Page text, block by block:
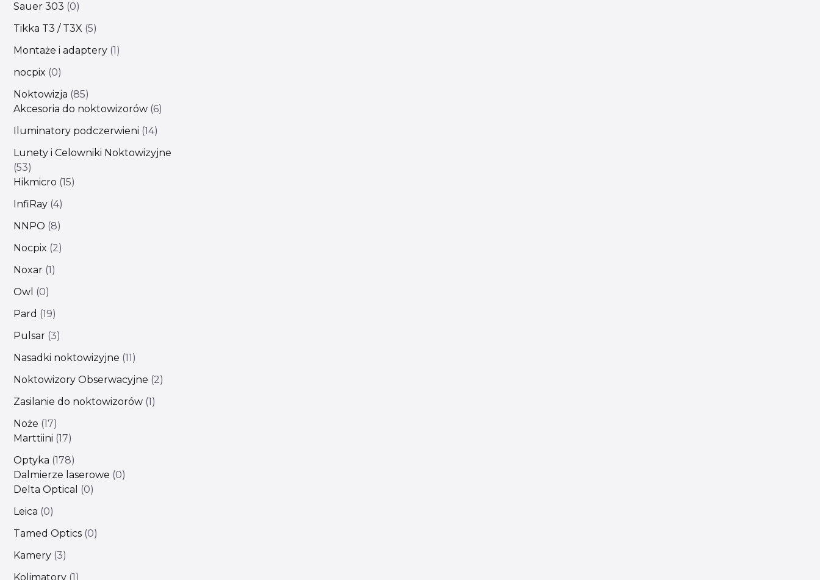
Sauer 303 0
Tikka T3 / T3X 5
Montaże i adaptery 1
nocpix 0
Noktowizja 85
Akcesoria do noktowizorów 6
Iluminatory podczerwieni 14
Lunety i Celowniki Noktowizyjne
53
Hikmicro 15
InfiRay 4
NNPO 8
Nocpix 2
Noxar 1
Owl
0
Pard
19
Pulsar 3
Nasadki noktowizyjne 11
Noktowizory Obserwacyjne 2
Zasilanie do noktowizorów 1
Noże 17
Marttiini 17
Optyka 178
Dalmierze laserowe 0
Delta Optical
0
Leica 0
Tamed Optics 0
Kamery 3
Kolimatory 1